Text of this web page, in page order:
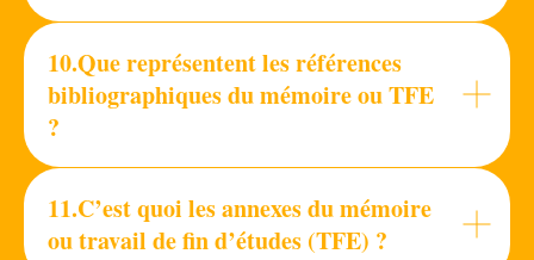
10.Que représentent les références
bibliographiques du mémoire ou TFE
?
11.C’est quoi les annexes du mémoire
ou travail de fin d’études (TFE) ?